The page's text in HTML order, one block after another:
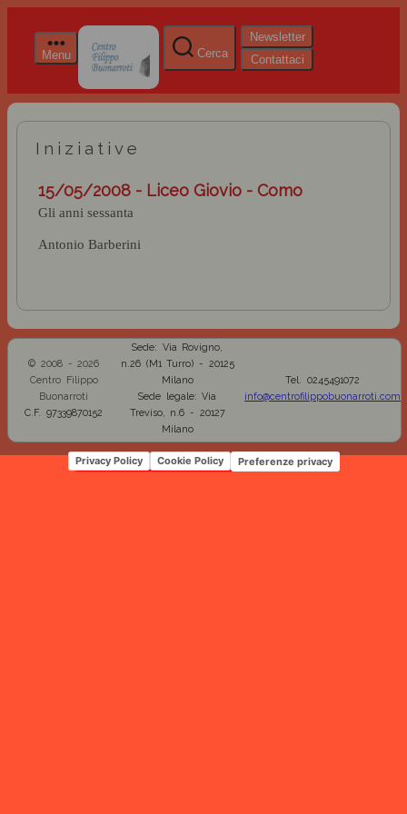
Menu Cerca
Newsletter
Contattaci
Iniziative
15/05/2008 - Liceo Giovio - Como
Gli anni sessanta
Antonio Barberini
© 2008 - 2026
Centro Filippo
Buonarroti
C.F. 97339870152
Sede: Via Rovigno,
n.26 (M1 Turro) - 20125
Milano
Sede legale: Via
Treviso, n.6 - 20127
Milano
Tel. 0245491072
info@centrofilippobuonarroti.com
Privacy Policy Cookie Policy Preferenze privacy